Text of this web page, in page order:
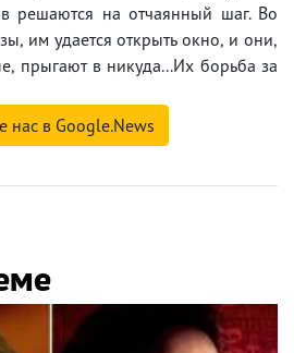
решаются на отчаянный шаг. Во
им удается открыть окно, и они,
прыгают в никуда...Их борьба за
нас в Google.News